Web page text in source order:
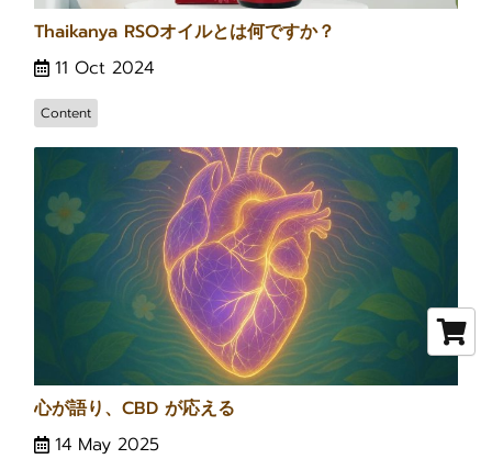
Thaikanya RSOオイルとは何ですか？
11 Oct 2024
Content
心が語り、CBD が応える
14 May 2025